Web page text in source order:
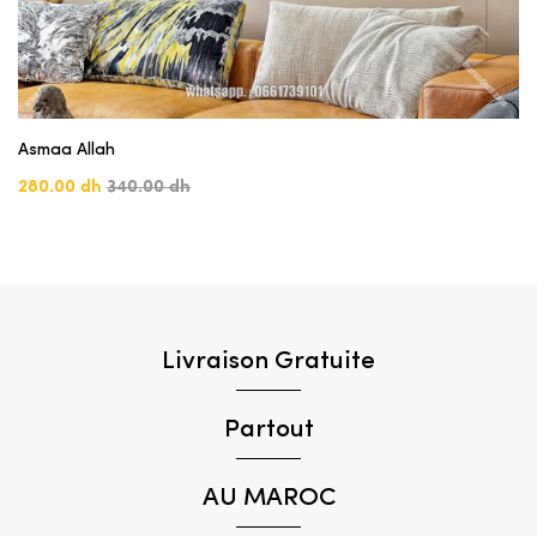
Asmaa Allah
280.00 dh 340.00 dh
Livraison Gratuite
Partout
AU MAROC